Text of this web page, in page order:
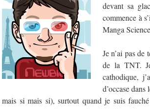
devant sa
commence à
Manga
Je n’ai pas de
de la TNT.
cathodique,
d’occase
mais si mais si), surtout quand je suis